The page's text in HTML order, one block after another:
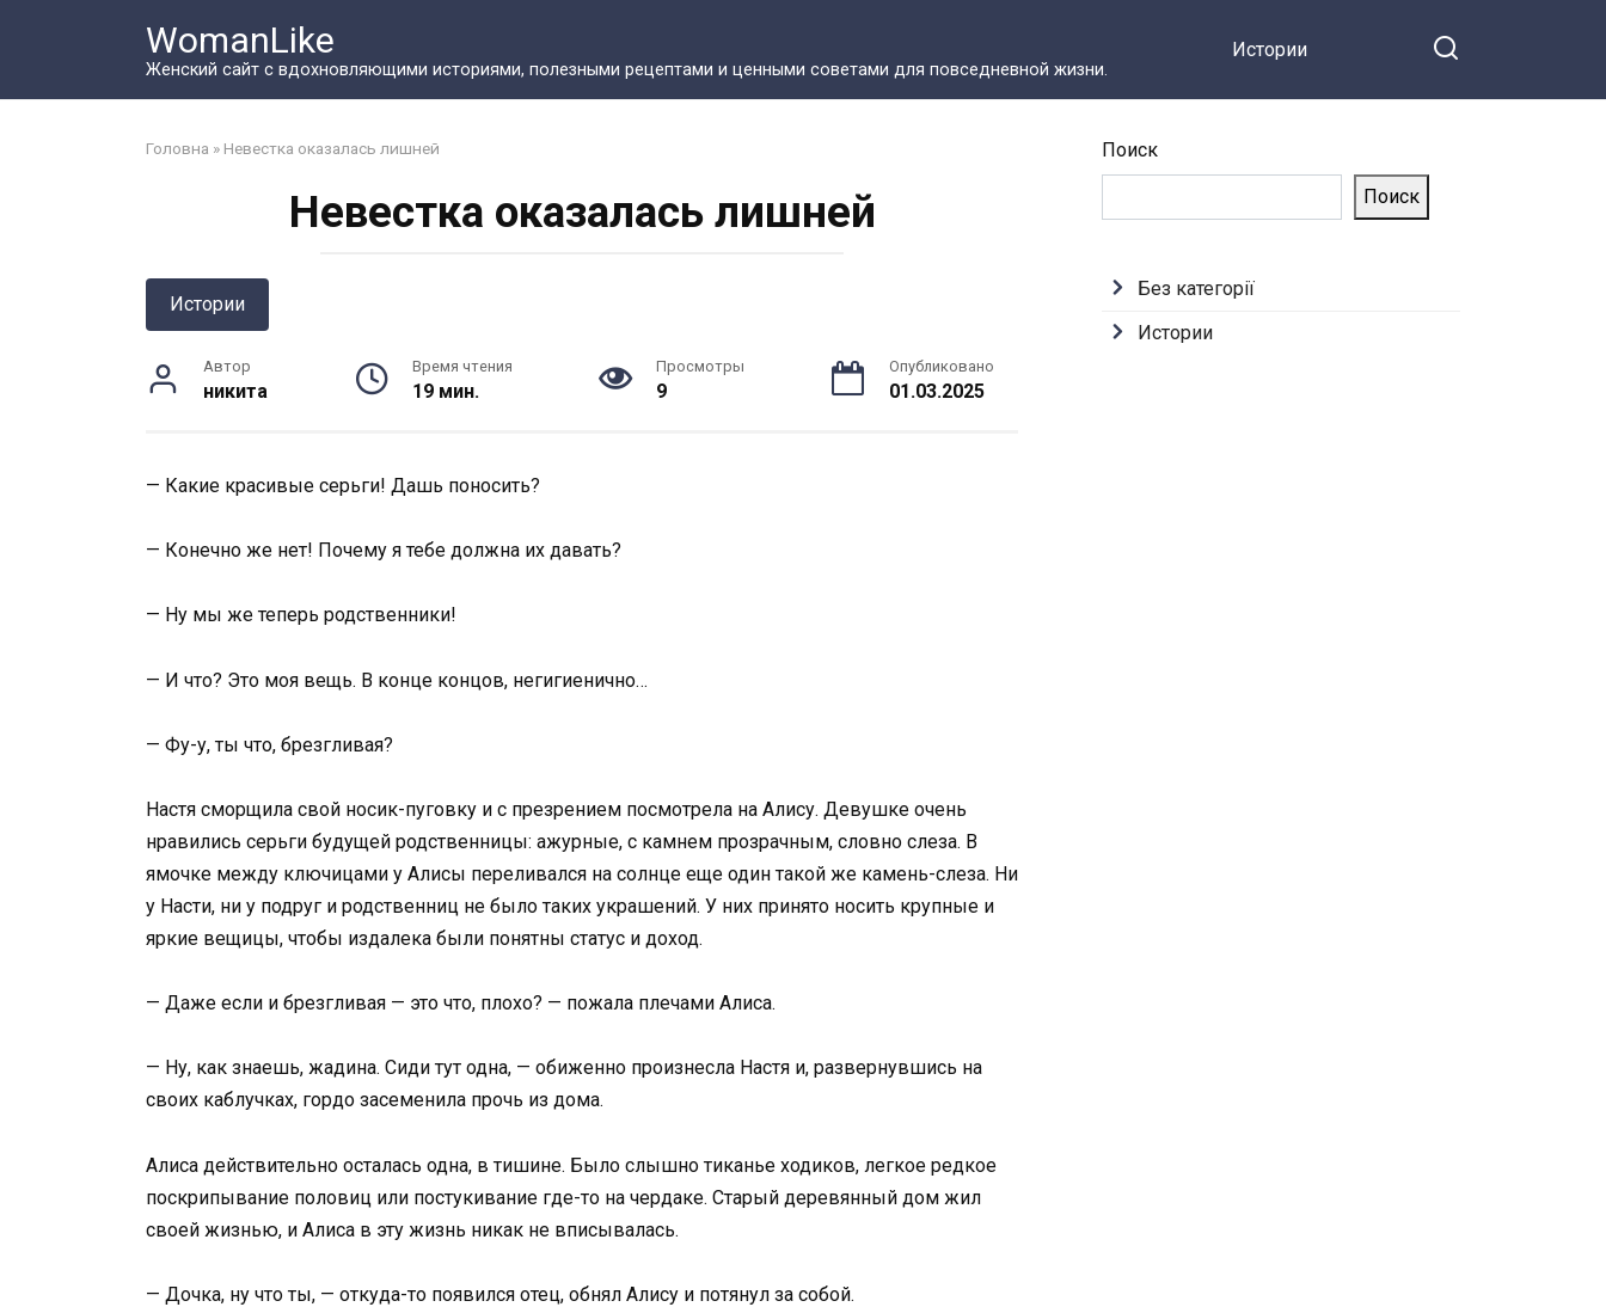
WomanLike
Женский сайт с вдохновляющими историями, полезными рецептами и ценными советами для повседневной жизни.
Истории
Головна » Невестка оказалась лишней
Невестка оказалась лишней
Истории
Автор
никита
Время чтения
19 мин.
Просмотры
9
Опубликовано
01.03.2025
— Какие красивые серьги! Дашь поносить?
— Конечно же нет! Почему я тебе должна их давать?
— Ну мы же теперь родственники!
— И что? Это моя вещь. В конце концов, негигиенично…
— Фу-у, ты что, брезгливая?
Настя сморщила свой носик-пуговку и с презрением посмотрела на Алису. Девушке очень
нравились серьги будущей родственницы: ажурные, с камнем прозрачным, словно слеза. В
ямочке между ключицами у Алисы переливался на солнце еще один такой же камень-слеза. Ни
у Насти, ни у подруг и родственниц не было таких украшений. У них принято носить крупные и
яркие вещицы, чтобы издалека были понятны статус и доход.
— Даже если и брезгливая — это что, плохо? — пожала плечами Алиса.
— Ну, как знаешь, жадина. Сиди тут одна, — обиженно произнесла Настя и, развернувшись на
своих каблучках, гордо засеменила прочь из дома.
Алиса действительно осталась одна, в тишине. Было слышно тиканье ходиков, легкое редкое
поскрипывание половиц или постукивание где-то на чердаке. Старый деревянный дом жил
своей жизнью, и Алиса в эту жизнь никак не вписывалась.
— Дочка, ну что ты, — откуда-то появился отец, обнял Алису и потянул за собой.
Поиск
Поиск
Без категорії
Истории